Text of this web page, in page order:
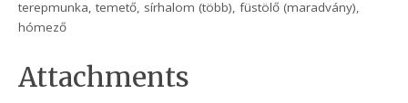
terepmunka, temető, sírhalom (több), füstölő (maradvány),
hómező
Attachments